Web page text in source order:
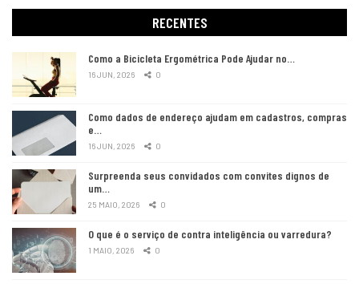
RECENTES
Como a Bicicleta Ergométrica Pode Ajudar no…
16 JUN, 2026 0
Como dados de endereço ajudam em cadastros, compras
e…
16 JUN, 2026 0
Surpreenda seus convidados com convites dignos de
um…
25 MAIO, 2026 0
O que é o serviço de contra inteligência ou varredura?
1 MAIO, 2026 0